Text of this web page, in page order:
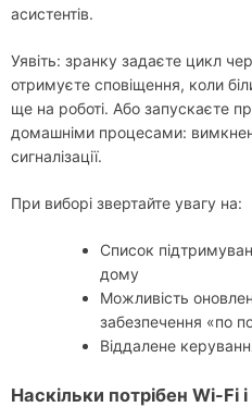
асистентів.
Уявіть: зранку задаєте цикл
отримуєте сповіщення, коли
ще на роботі. Або запускаєте
домашніми процесами:
сигналізації.
При виборі звертайте увагу на:
Список
дому
Можливість
забезпечення «по
Віддалене
Наскільки потрібен Wi-Fi